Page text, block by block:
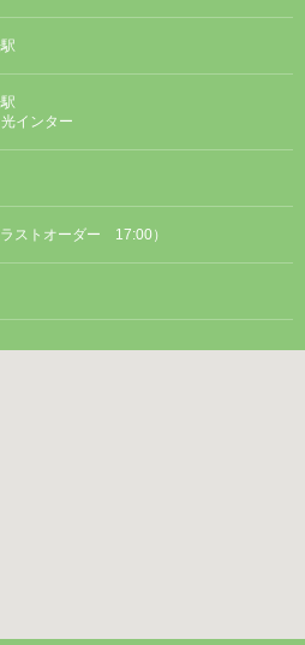
インター
ストオーダー 17:00）